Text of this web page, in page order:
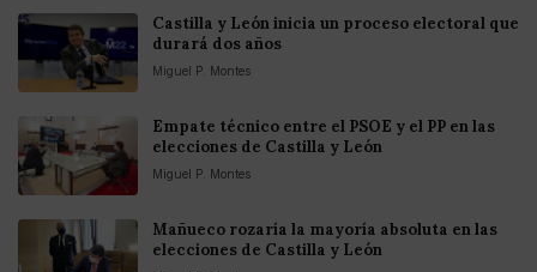
Castilla y León inicia un proceso electoral que
durará dos años
Miguel P. Montes
Empate técnico entre el PSOE y el PP en las
elecciones de Castilla y León
Miguel P. Montes
Mañueco rozaría la mayoría absoluta en las
elecciones de Castilla y León